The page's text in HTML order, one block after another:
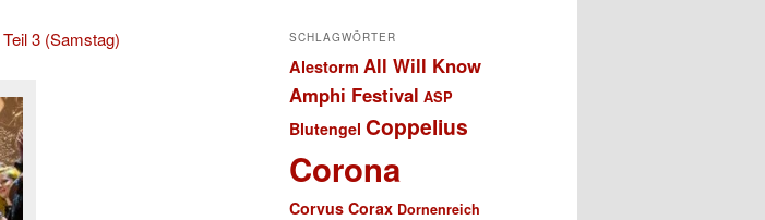
Teil 3 (Samstag) SCHLAGWÖRTER
Alestorm All Will Know
Amphi Festival ASP
Blutengel Coppelius
Corona
Corvus Corax Dornenreich